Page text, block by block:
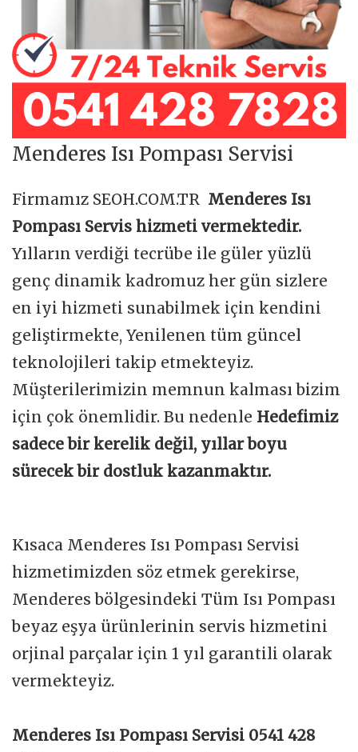
Menderes Isı Pompası Servisi
Firmamız SEOH.COM.TR Menderes Isı
Pompası Servis hizmeti vermektedir.
Yılların verdiği tecrübe ile güler yüzlü
genç dinamik kadromuz her gün sizlere
en iyi hizmeti sunabilmek için kendini
geliştirmekte, Yenilenen tüm güncel
teknolojileri takip etmekteyiz.
Müşterilerimizin memnun kalması bizim
için çok önemlidir. Bu nedenle Hedefimiz
sadece bir kerelik değil, yıllar boyu
sürecek bir dostluk kazanmaktır.
Kısaca Menderes Isı Pompası Servisi
hizmetimizden söz etmek gerekirse,
Menderes bölgesindeki Tüm Isı Pompası
beyaz eşya ürünlerinin servis hizmetini
orjinal parçalar için 1 yıl garantili olarak
vermekteyiz.
Menderes Isı Pompası Servisi 0541 428